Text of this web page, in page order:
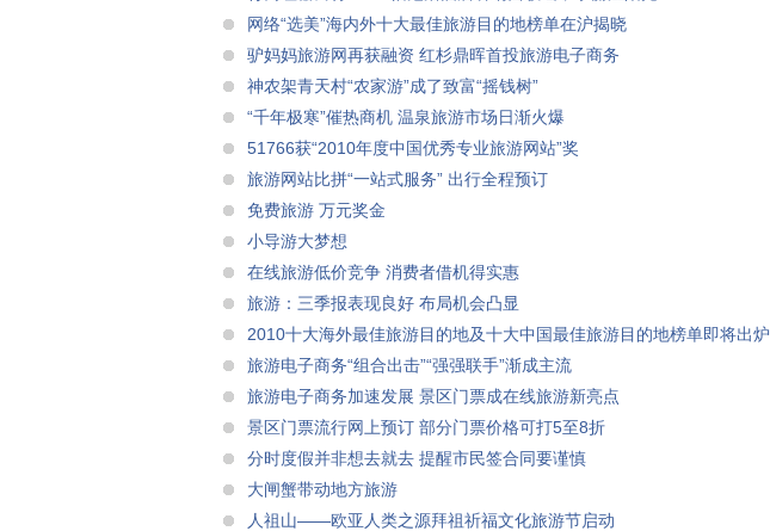
网络“选美”海内外十大最佳旅游目的地榜单在沪揭晓
驴妈妈旅游网再获融资 红杉鼎晖首投旅游电子商务
神农架青天村“农家游”成了致富“摇钱树”
“千年极寒”催热商机 温泉旅游市场日渐火爆
51766获“2010年度中国优秀专业旅游网站”奖
旅游网站比拼“一站式服务” 出行全程预订
免费旅游 万元奖金
小导游大梦想
在线旅游低价竞争 消费者借机得实惠
旅游：三季报表现良好 布局机会凸显
2010十大海外最佳旅游目的地及十大中国最佳旅游目的地榜单即将出炉
旅游电子商务“组合出击”“强强联手”渐成主流
旅游电子商务加速发展 景区门票成在线旅游新亮点
景区门票流行网上预订 部分门票价格可打5至8折
分时度假并非想去就去 提醒市民签合同要谨慎
大闸蟹带动地方旅游
人祖山――欧亚人类之源拜祖祈福文化旅游节启动